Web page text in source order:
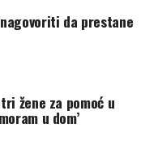
da prestane
žene za pomoć u
u dom’